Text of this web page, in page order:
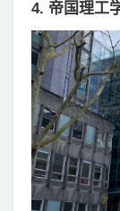
4. 帝国理工